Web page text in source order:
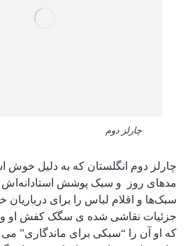
چارلز دوم
چارلز دوم انگلستان که به دلیل خوش
مدهای روز و سبک پوشش استادانه‌اش
سبک‌ها و اقلام لباس را برای درباریان
جزئیات نقاشی شده ی سگک کفش او
که او آن را “سبکی برای ماندگاری”